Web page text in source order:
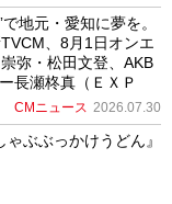
地元・愛知に夢を。
、8月1日オンエ
弥・松田文登、AKB
長瀬柊真（ＥＸＰ
CMニュース 2026.07.30
ぶぶっかけうどん』